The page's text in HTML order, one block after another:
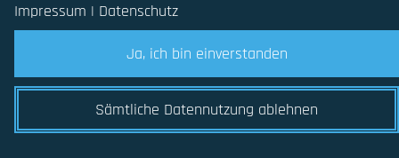
Impressum | Datenschutz
Ja, ich bin einverstanden
Sämtliche Datennutzung ablehnen